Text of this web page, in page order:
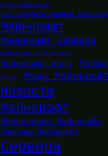
Игры Майнкрафт
Как создать сервер
Майнкрафт
Майнкрафт Сервера
Майнкрафт в браузере
Майнкрафт моды
Моды Моды
Новости
Майнкрафт
Обновления Майнкрафт
Плагины Майнкрафт
Сервера